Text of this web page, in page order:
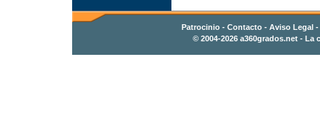
Patrocinio- Contacto- Aviso Legal -
© 2004-2026 a360grados.net- La